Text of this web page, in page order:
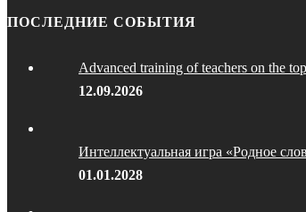
ПОСЛЕДНИЕ СОБЫТИЯ
Advanced training of teachers on the
12.09.2026
Интеллектуальная игра «Родное
01.01.2028